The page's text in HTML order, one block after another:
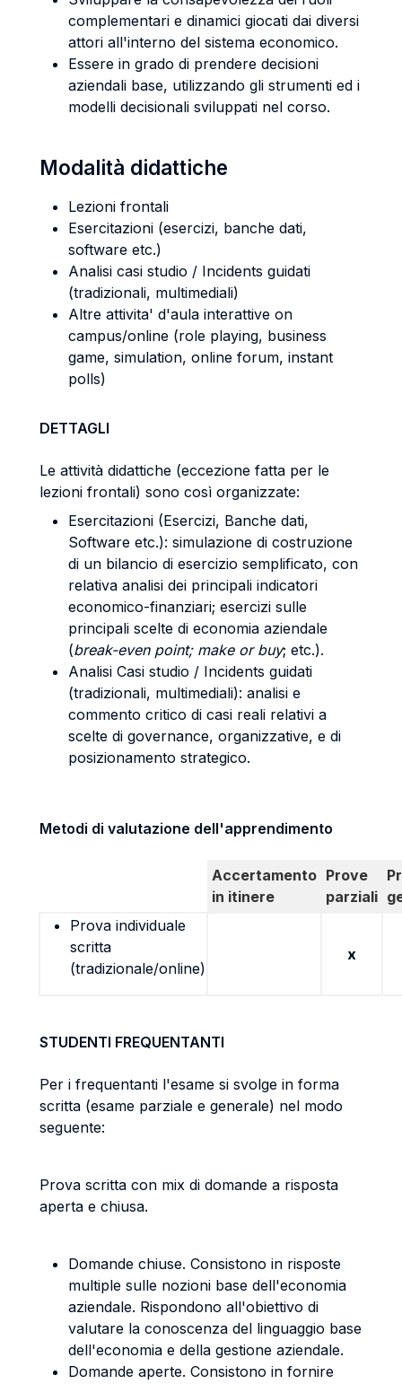
complementari e dinamici giocati dai diversi
attori all'interno del sistema economico.
Essere in grado di prendere decisioni
aziendali base, utilizzando gli strumenti ed i
modelli decisionali sviluppati nel corso.
Modalità didattiche
Lezioni frontali
Esercitazioni (esercizi, banche dati,
software etc.)
Analisi casi studio / Incidents guidati
(tradizionali, multimediali)
Altre attivita' d'aula interattive on
campus/online (role playing, business
game, simulation, online forum, instant
polls)
DETTAGLI
Le attività didattiche (eccezione fatta per le
lezioni frontali) sono così organizzate:
Esercitazioni (Esercizi, Banche dati,
Software etc.): simulazione di costruzione
di un bilancio di esercizio semplificato, con
relativa analisi dei principali indicatori
economico-finanziari; esercizi sulle
principali scelte di economia aziendale
(break-even point; make or buy; etc.).
Analisi Casi studio / Incidents guidati
(tradizionali, multimediali): analisi e
commento critico di casi reali relativi a
scelte di governance, organizzative, e di
posizionamento strategico.
Metodi di valutazione dell'apprendimento
Accertamento
in itinere
Prove
parziali
Prova individuale
scritta
(tradizionale/online)
x
STUDENTI FREQUENTANTI
Per i frequentanti l'esame si svolge in forma
scritta (esame parziale e generale) nel modo
seguente:
Prova scritta con mix di domande a risposta
aperta e chiusa.
Domande chiuse. Consistono in risposte
multiple sulle nozioni base dell'economia
aziendale. Rispondono all'obiettivo di
valutare la conoscenza del linguaggio base
dell'economia e della gestione aziendale.
Domande aperte. Consistono in fornire